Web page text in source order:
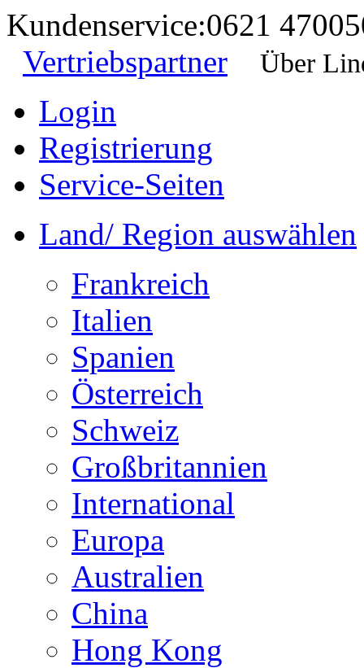
Kundenservice:0621
Vertriebspartner
Über
Login
Registrierung
Service-Seiten
Land/ Region auswählen
Frankreich
Italien
Spanien
Österreich
Schweiz
Großbritannien
International
Europa
Australien
China
Hong Kong